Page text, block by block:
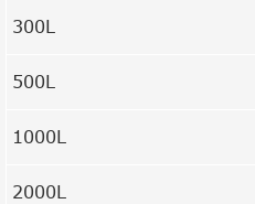
300L
500L
1000L
2000L